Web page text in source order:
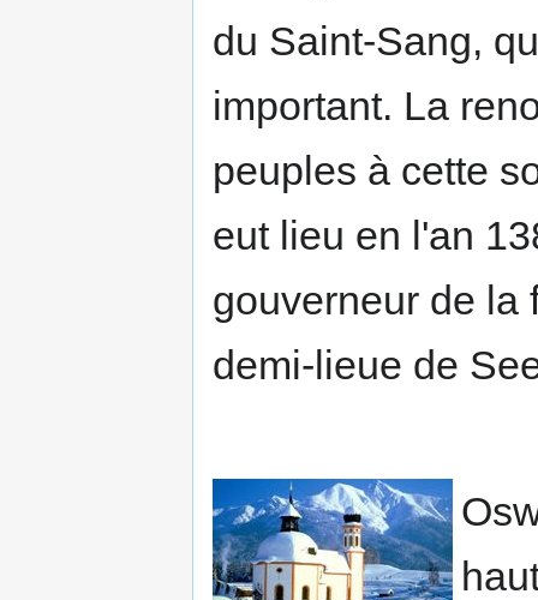
du Saint-Sang,
important. La
peuples à cette
eut lieu en l'an
gouverneur de la
demi-lieue de